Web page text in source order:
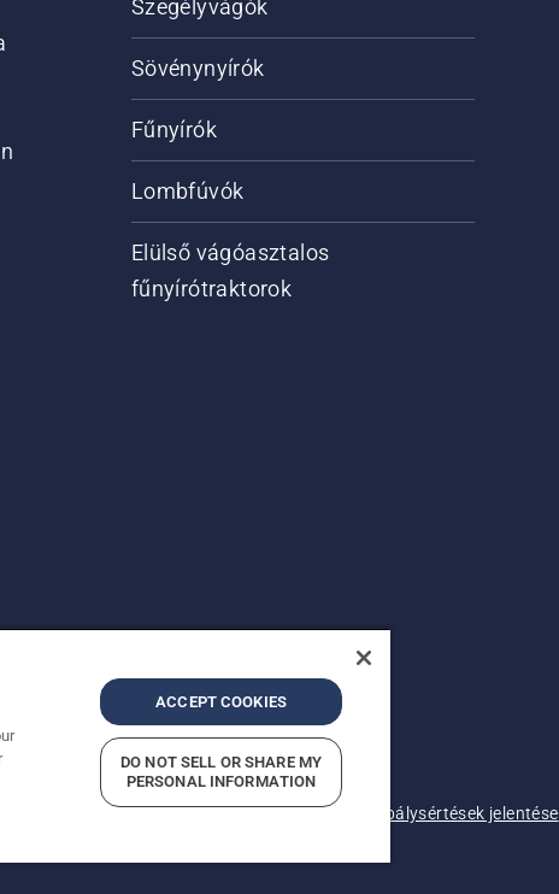
Szegélyvágók
Sövénynyírók
Fűnyírók
Lombfúvók
Elülső vágóasztalos
fűnyírótraktorok
Adatvédelmi nyilatkozat Imprint A gyanított szabálysértések jelentése
ACCEPT COOKIES
DO NOT SELL OR SHARE MY
PERSONAL INFORMATION